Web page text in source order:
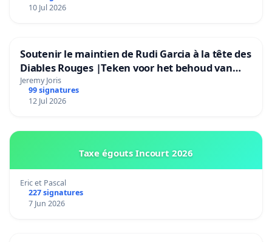
10 Jul 2026
Soutenir le maintien de Rudi Garcia à la tête des
Diables Rouges |Teken voor het behoud van
Rudi Garcia als bondscoach
Jeremy Joris
99 signatures
12 Jul 2026
Taxe égouts Incourt 2026
Eric et Pascal
227 signatures
7 Jun 2026